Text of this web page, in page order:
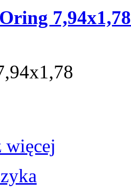
Oring 7,94x1,78
więcej